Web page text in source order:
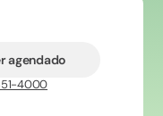
agendado
4000